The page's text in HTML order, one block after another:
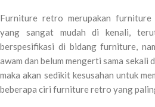
Furniture retro merupakan
yang sangat mudah di kenali,
berspesifikasi di bidang furniture,
awam dan belum mengerti sama
maka akan sedikit kesusahan untuk
beberapa ciri furniture retro yang